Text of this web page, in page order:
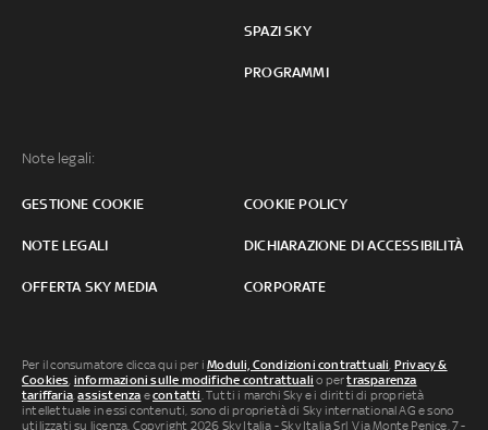
SPAZI SKY
PROGRAMMI
Note legali:
GESTIONE COOKIE COOKIE POLICY
NOTE LEGALI DICHIARAZIONE DI ACCESSIBILITÀ
OFFERTA SKY MEDIA CORPORATE
Per il consumatore clicca qui per iModuli, Condizioni contrattuali, Privacy &
Cookies, informazioni sulle modifiche contrattuali o pertrasparenza
tariffaria,assistenza econtatti. Tutti i marchi Sky e i diritti di proprietà
intellettuale in essi contenuti, sono di proprietà di Sky international AG e sono
utilizzati su licenza. Copyright 2026 Sky Italia - Sky Italia Srl Via Monte Penice, 7 -